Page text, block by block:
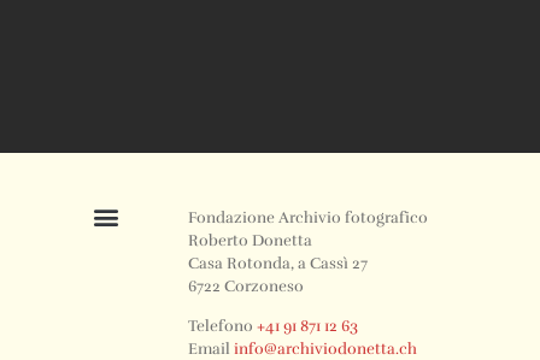
Fondazione Archivio fotografico
Roberto Donetta
Casa Rotonda, a Cassì 27
6722 Corzoneso
Telefono+41 91 871 12 63
Emailinfo@archiviodonetta.ch